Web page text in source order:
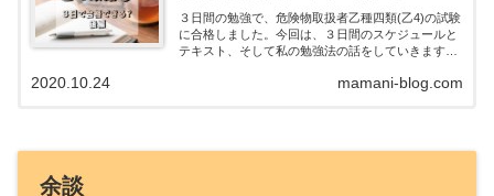
３日間の勉強で、危険物取扱者乙種四類(乙4)の試験
に合格しました。今回は、３日間のスケジュールと
テキスト、そして私の勉強法の話をしていきます。
性消(危険物の性質と消火方法)の３つに分かれま
mamani-blog.com
2020.10.24
余談